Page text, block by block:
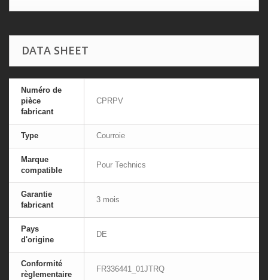
DATA SHEET
Numéro de
pièce
fabricant
CPRPV
Type Courroie
Marque
compatible
Pour Technics
Garantie
fabricant
3 mois
Pays
d'origine
DE
Conformité
règlementaire
FR336441_01JTRQ